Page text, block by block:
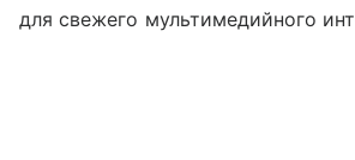
для свежего мультимедийного